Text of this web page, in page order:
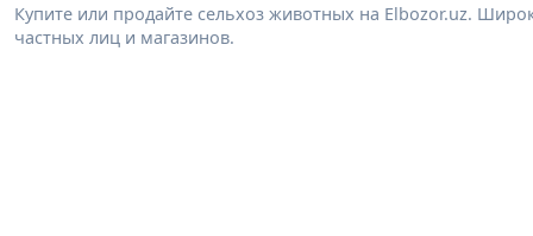
Купите или продайте сельхоз животных на Elbozor.uz.
частных лиц и магазинов.